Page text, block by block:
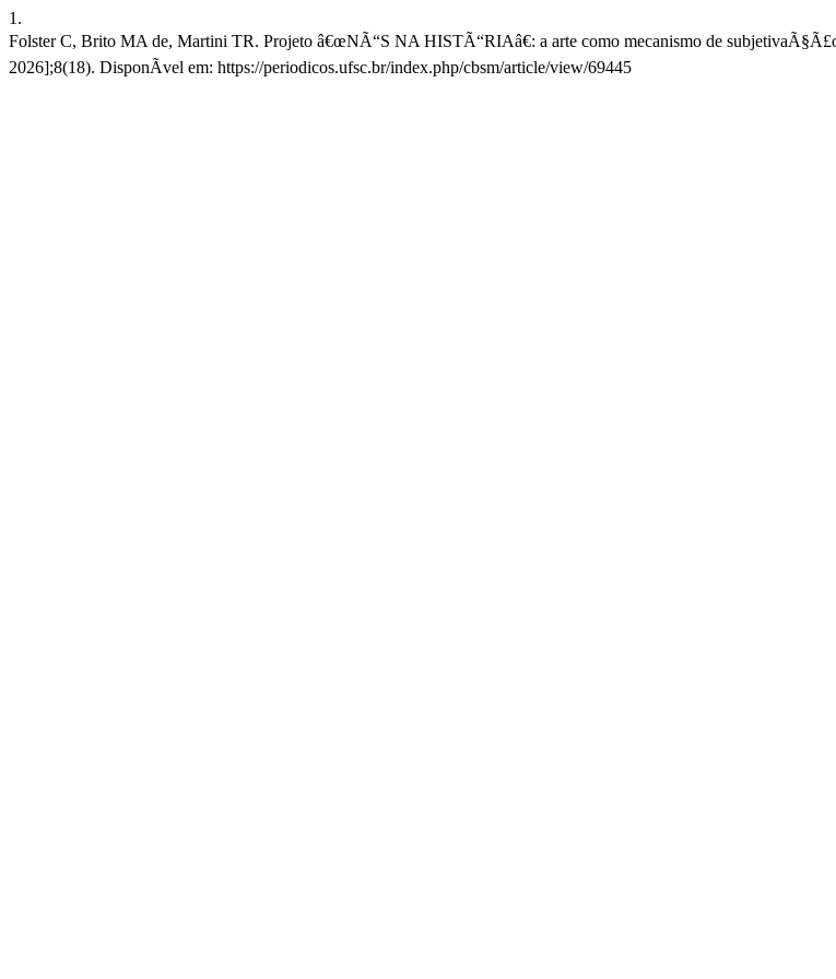
1.
Folster C, Brito MA de, Martini TR. Projeto â€œNÃ“S NA HISTÃ“RIAâ€: a arte como mecanismo de
2026];8(18). DisponÃ­vel em: https://periodicos.ufsc.br/index.php/cbsm/article/view/69445